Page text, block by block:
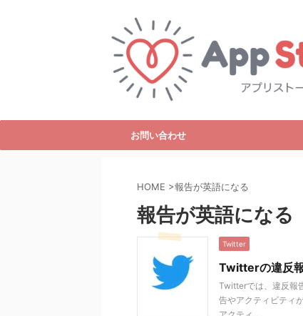
お問い合わせ
HOME >報告が英語になる
報告が英語になる
Twitter
Twitterの違反
Twitterでは、違反報
告やアクティビティ